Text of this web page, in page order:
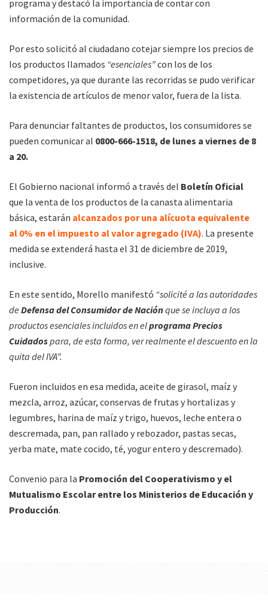
programa y destacó la importancia de contar con
información de la comunidad.
Por esto solicitó al ciudadano cotejar siempre los precios de
los productos llamados “esenciales”con los de los
competidores, ya que durante las recorridas se pudo verificar
la existencia de artículos de menor valor, fuera de la lista.
Para denunciar faltantes de productos, los consumidores se
pueden comunicar al 0800-666-1518, de lunes a viernes de 8
a 20.
El Gobierno nacional informó a través del Boletín Oficial
que la venta de los productos de la canasta alimentaria
básica, estarán alcanzados por una alícuota equivalente
al 0% en el impuesto al valor agregado (IVA). La presente
medida se extenderá hasta el 31 de diciembre de 2019,
inclusive.
En este sentido, Morello manifestó “solicité a las autoridades
de Defensa del Consumidor de Naciónque se incluya a los
productos esenciales incluidos en elprograma Precios
Cuidadospara, de esta forma, ver realmente el descuento en la
quita del IVA”.
Fueron incluidos en esa medida, aceite de girasol, maíz y
mezcla, arroz, azúcar, conservas de frutas y hortalizas y
legumbres, harina de maíz y trigo, huevos, leche entera o
descremada, pan, pan rallado y rebozador, pastas secas,
yerba mate, mate cocido, té, yogur entero y descremado).
Convenio para la Promoción del Cooperativismo y el
Mutualismo Escolar entre los Ministerios de Educación y
Producción.